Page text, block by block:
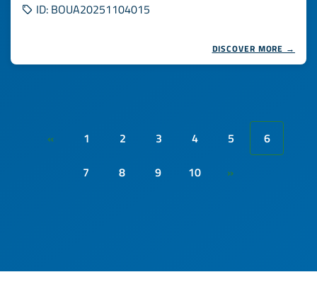
ID: BOUA20251104015
DISCOVER MORE →
« 1 2 3 4 5
6
7
8 9 10 »